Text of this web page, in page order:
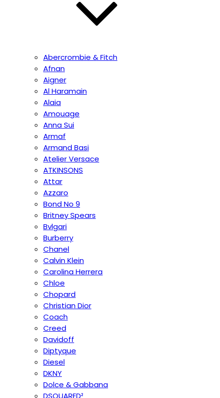
Abercrombie & Fitch
Afnan
Aigner
Al Haramain
Alaia
Amouage
Anna Sui
Armaf
Armand Basi
Atelier Versace
ATKINSONS
Attar
Azzaro
Bond No 9
Britney Spears
Bvlgari
Burberry
Chanel
Calvin Klein
Carolina Herrera
Chloe
Chopard
Christian Dior
Coach
Creed
Davidoff
Diptyque
Diesel
DKNY
Dolce & Gabbana
DSQUARED²